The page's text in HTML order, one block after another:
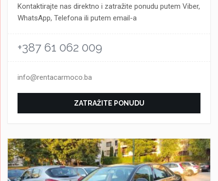
Kontaktirajte nas direktno i zatražite ponudu putem Viber,
WhatsApp, Telefona ili putem email-a
+387 61 062 009
info@rentacarmoco.ba
ZATRAŽITE PONUDU